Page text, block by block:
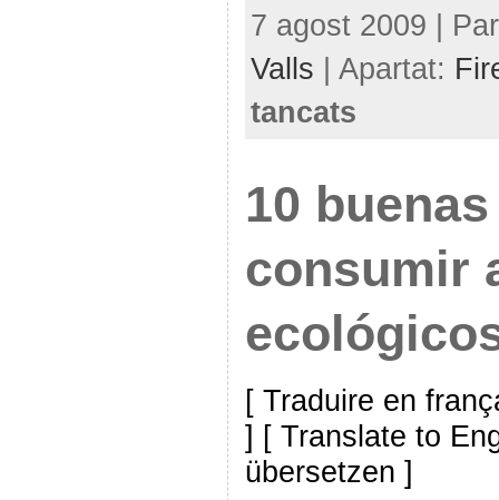
7 agost 2009 |
Valls | Apartat:
tancats
10
consumir
[ Traduire en
] [ Translate to
übersetzen ]